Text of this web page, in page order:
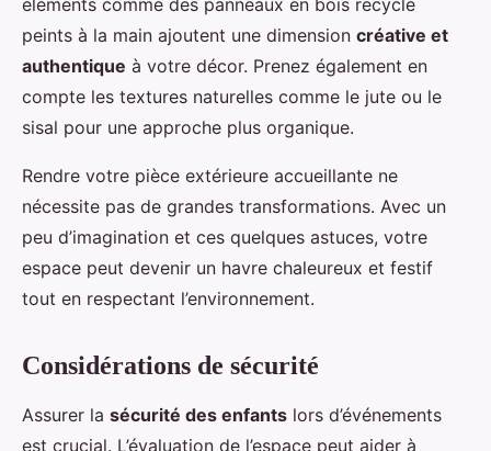
éléments comme des panneaux en bois recyclé
peints à la main ajoutent une dimension créative et
authentique à votre décor. Prenez également en
compte les textures naturelles comme le jute ou le
sisal pour une approche plus organique.
Rendre votre pièce extérieure accueillante ne
nécessite pas de grandes transformations. Avec un
peu d’imagination et ces quelques astuces, votre
espace peut devenir un havre chaleureux et festif
tout en respectant l’environnement.
Considérations de sécurité
Assurer la sécurité des enfants lors d’événements
est crucial. L’évaluation de l’espace peut aider à